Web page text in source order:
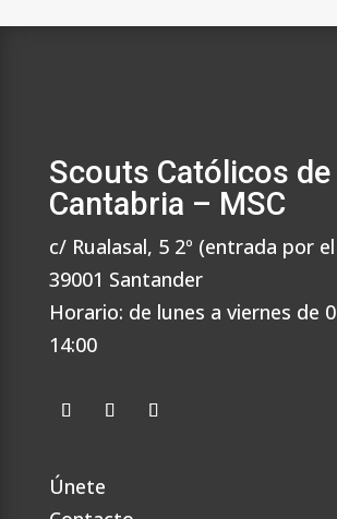
Scouts Católicos de
Cantabria – MSC
c/ Rualasal, 5 2º (entrada por
39001 Santander
Horario: de lunes a viernes de
14:00
Únete